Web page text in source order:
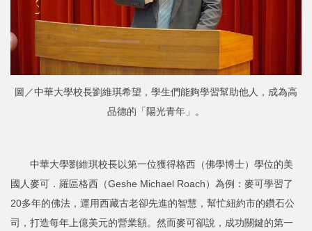
圖／中華大學校長劉維琪希望，學生們能夠學習幫助他人，成為高
品德的「陽光青年」。
中華大學劉維琪校長以第一位獲得格西（佛學博士）學位的美
國人麥可．羅區格西（Geshe Michael Roach）為例：麥可學習了
20多年的佛法，運用西藏古老卻先進的智慧，幫忙紐約市的鑽石公
司，打造每年上億美元的營業額。然而麥可卻說，成功關鍵的第一